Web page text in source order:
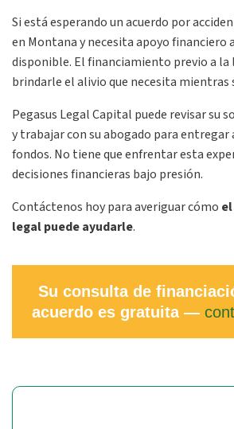
Si está esperando un acuerdo por
en Montana y necesita apoyo financiero
disponible. El financiamiento previo a la
brindarle el alivio que necesita mientras
Pegasus Legal Capital puede revisar su
y trabajar con su abogado para entregar
fondos. No tiene que enfrentar esta
decisiones financieras bajo presión.
Contáctenos hoy para averiguar cómo
legal puede ayudarle.
Su consulta de
acuerdo es gratuita —